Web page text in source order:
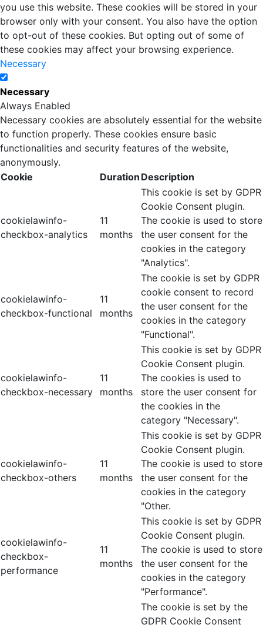
you use this website. These cookies will be stored in your
browser only with your consent. You also have the option
to opt-out of these cookies. But opting out of some of
these cookies may affect your browsing experience.
Necessary
Necessary
Always Enabled
Necessary cookies are absolutely essential for the website
to function properly. These cookies ensure basic
functionalities and security features of the website,
anonymously.
Cookie
Duration Description
cookielawinfo-
checkbox-analytics
11
months
This cookie is set by GDPR
Cookie Consent plugin.
The cookie is used to store
the user consent for the
cookies in the category
"Analytics".
cookielawinfo-
checkbox-functional
11
months
The cookie is set by GDPR
cookie consent to record
the user consent for the
cookies in the category
"Functional".
cookielawinfo-
checkbox-necessary
11
months
This cookie is set by GDPR
Cookie Consent plugin.
The cookies is used to
store the user consent for
the cookies in the
category "Necessary".
cookielawinfo-
checkbox-others
11
months
This cookie is set by GDPR
Cookie Consent plugin.
The cookie is used to store
the user consent for the
cookies in the category
"Other.
cookielawinfo-
checkbox-
performance
11
months
This cookie is set by GDPR
Cookie Consent plugin.
The cookie is used to store
the user consent for the
cookies in the category
"Performance".
The cookie is set by the
GDPR Cookie Consent